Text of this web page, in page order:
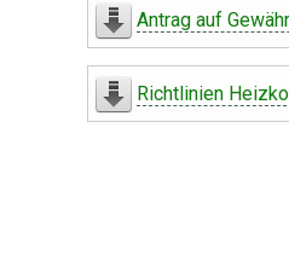
Antrag auf
Richtlinien